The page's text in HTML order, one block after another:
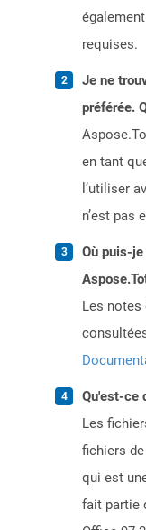
requises.
Je ne
préférée.
en tant
l’utiliser
n’est pas
Où puis-
Les notes
Qu'est-ce
Les
fichiers
qui est
fait partie